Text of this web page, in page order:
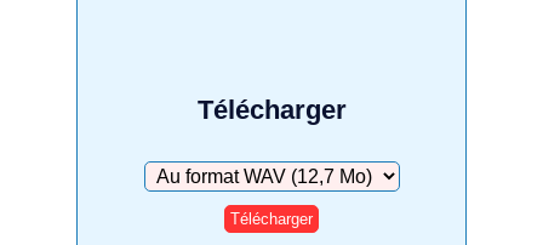
Télécharger
Télécharger